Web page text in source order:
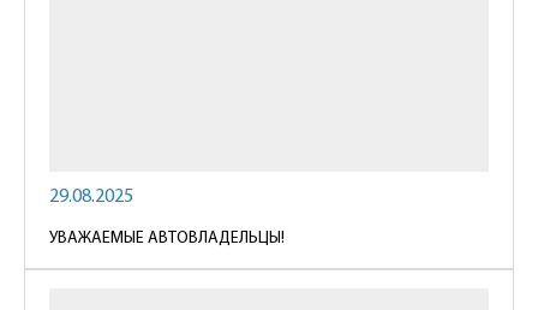
29.08.2025
УВАЖАЕМЫЕ АВТОВЛАДЕЛЬЦЫ!